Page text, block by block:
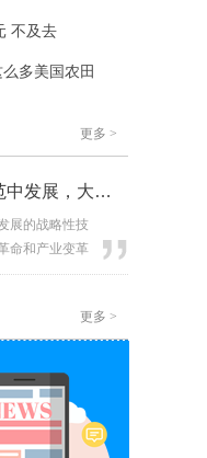
不及去
多美国农田
更多 >
推动人工智能在规范中发展，大咖们上演“头脑风暴”
展的战略性技
命和产业变革
，一场立法征
更多 >